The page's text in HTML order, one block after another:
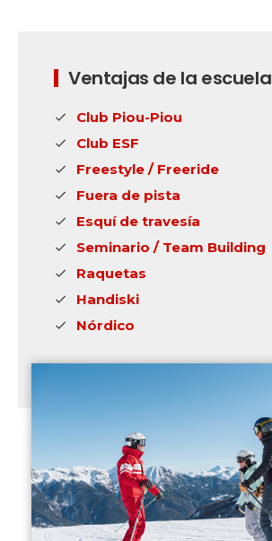
Ventajas de la escuela
Club Piou-Piou
Club ESF
Freestyle / Freeride
Fuera de pista
Esquí de travesía
Seminario / Team Building
Raquetas
Handiski
Nórdico